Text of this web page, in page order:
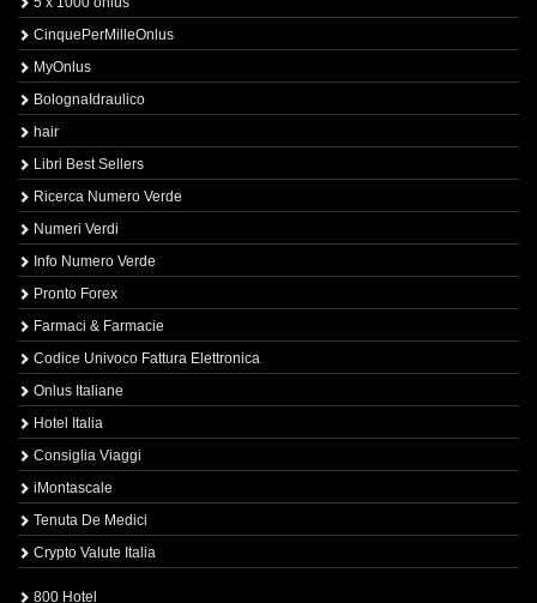
CinquePerMilleOnlus
MyOnlus
BolognaIdraulico
hair
Libri Best Sellers
Ricerca Numero Verde
Numeri Verdi
Info Numero Verde
Pronto Forex
Farmaci & Farmacie
Codice Univoco Fattura Elettronica
Onlus Italiane
Hotel Italia
Consiglia Viaggi
iMontascale
Tenuta De Medici
Crypto Valute Italia
800 Hotel